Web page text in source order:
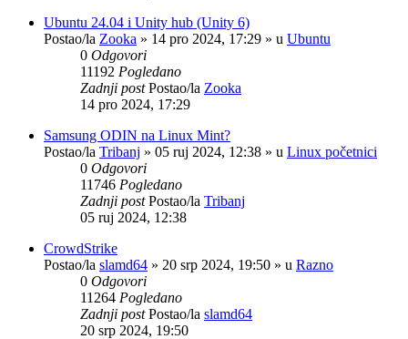
Ubuntu 24.04 i Unity hub (Unity 6)
Postao/la Zooka » 14 pro 2024, 17:29 » u Ubuntu
0 Odgovori
11192 Pogledano
Zadnji postPostao/la Zooka
14 pro 2024, 17:29
Samsung ODIN na Linux Mint?
Postao/la Tribanj » 05 ruj 2024, 12:38 » u Linux početnici
0 Odgovori
11746 Pogledano
Zadnji postPostao/la Tribanj
05 ruj 2024, 12:38
CrowdStrike
Postao/la slamd64 » 20 srp 2024, 19:50 » u Razno
0 Odgovori
11264 Pogledano
Zadnji postPostao/la slamd64
20 srp 2024, 19:50